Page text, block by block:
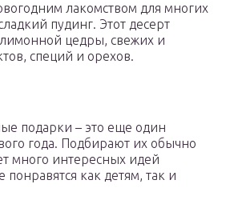
лакомством для многих
пудинг. Этот десерт
лимонной цедры, свежих и
специй и орехов.
подарки – это еще один
года. Подбирают их обычно
много интересных идей
понравятся как детям, так и